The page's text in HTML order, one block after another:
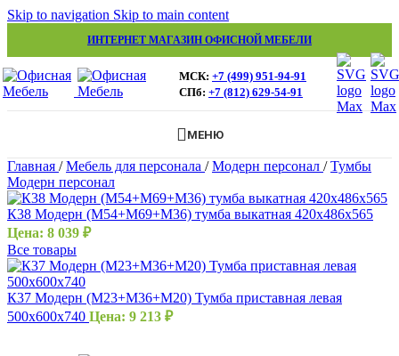
Skip to navigation Skip to main content
ИНТЕРНЕТ МАГАЗИН ОФИСНОЙ МЕБЕЛИ
МСК: +7 (499) 951-94-91
СПб: +7 (812) 629-54-91
МЕНЮ
Главная / Мебель для персонала / Модерн персонал / Тумбы
Модерн персонал
К38 Модерн (М54+М69+М36) тумба выкатная 420х486х565
Цена: 8 039 ₽
Все товары
К37 Модерн (М23+М36+М20) Тумба приставная левая
500х600х740 Цена: 9 213 ₽